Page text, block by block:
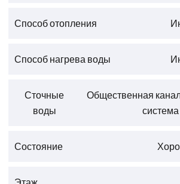
Способ отопления
Способ нагрева воды
Сточные
воды
Общественная
система
Состояние